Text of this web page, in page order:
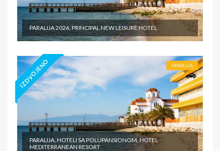
PARALIJA 2026, PRINCIPAL NEW LEISURE HOTEL
IZDVOJENO PARALIA
PARALIJA, HOTELI SA POLUPANSIONOM, HOTEL
MEDITERRANEAN RESORT